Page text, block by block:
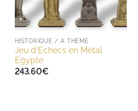
HISTORIQUE / A THÈME
Jeu d’Echecs en Métal
Egypte
243.60€